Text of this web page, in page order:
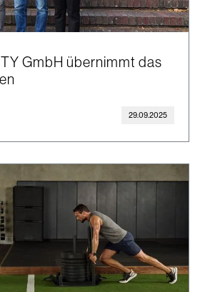
GmbH übernimmt das
29.09.2025